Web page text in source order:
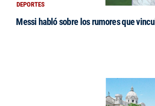
DEPORTES
Messi habló sobre los rumores que